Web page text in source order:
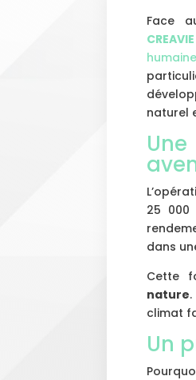
Face
naturel
25 000
dans
Cette
nature
climat
Un